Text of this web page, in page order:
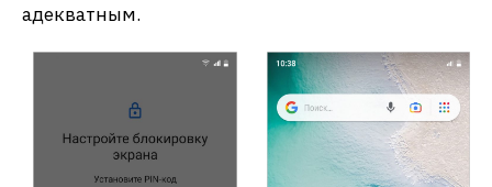
адекватным.